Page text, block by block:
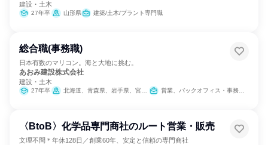
建設・土木
27年卒 山形県 建築/土木/プラント専門職
総合職(事務職)
日本有数のマリコン。海と大地に挑む。
あおみ建設株式会社
建設・土木
27年卒 北海道、青森県、岩手県、宮城県、秋田県、山形県、福島県、茨城県、栃木県、群馬県、埼玉県、千葉県、東京都、神奈川県、新潟県、富山県、石川県、福井県、山梨県、長野県、岐阜県、静岡県、愛知県、三重県、滋賀県、京都府、大阪府、兵庫県、奈良県、和歌山県、鳥取県、島根県、岡山県、広島県、山口県、徳島県、香川県、愛媛県、高知県、福岡県、佐賀県、長崎県、熊本県、大分県、宮崎県、鹿児島県、沖縄県 営業、バックオフィス・事務・受付、総務
〈BtoB〉化学品専門商社のルート営業・販売
文理不問＊年休128日／創業60年、安定と信頼の専門商社